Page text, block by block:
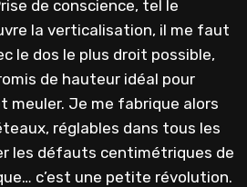
de conscience, tel le
la verticalisation, il me faut
le dos le plus droit possible,
de hauteur idéal pour
Je me fabrique alors
réglables dans tous les
les défauts centimétriques de
c’est une petite révolution.